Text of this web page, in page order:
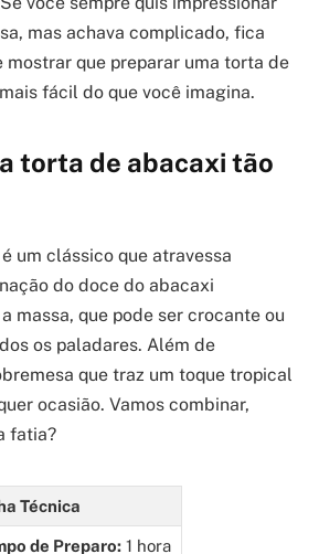
mas achava complicado, fica
mostrar que preparar uma torta de
fácil do que você imagina.
torta de abacaxi tão
um clássico que atravessa
do doce do abacaxi
massa, que pode ser crocante ou
os paladares. Além de
que traz um toque tropical
ocasião. Vamos combinar,
fatia?
Técnica
de Preparo:1 hora